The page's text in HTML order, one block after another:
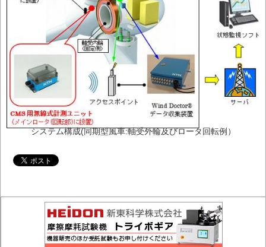
システム構成(同期型風車:軸受外輪及びロータ回転例）